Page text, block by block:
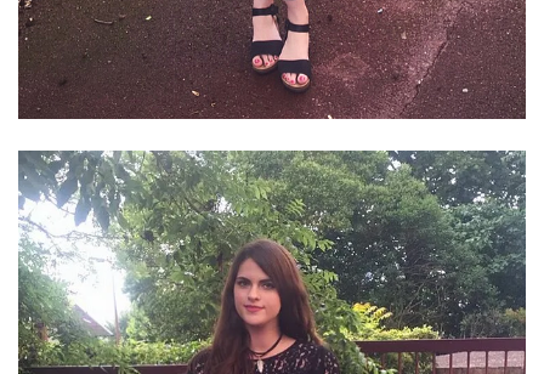
beauté
(10)
Conseils
(54)
Favoris
et
déceptions
(27)
Revues